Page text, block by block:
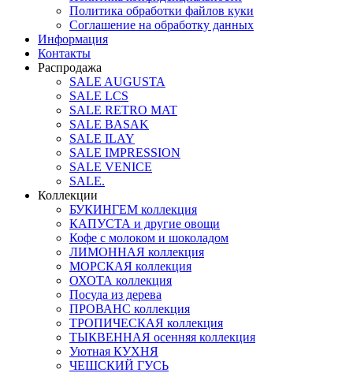
Политика обработки файлов куки
Соглашение на обработку данных
Информация
Контакты
Распродажа
SALE AUGUSTA
SALE LCS
SALE RETRO MAT
SALE BASAK
SALE ILAY
SALE IMPRESSION
SALE VENICE
SALE.
Коллекции
БУКИНГЕМ коллекция
КАПУСТА и другие овощи
Кофе с молоком и шоколадом
ЛИМОННАЯ коллекция
МОРСКАЯ коллекция
ОХОТА коллекция
Посуда из дерева
ПРОВАНС коллекция
ТРОПИЧЕСКАЯ коллекция
ТЫКВЕННАЯ осенняя коллекция
Уютная КУХНЯ
ЧЕШСКИЙ ГУСЬ